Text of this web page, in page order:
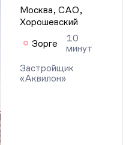
Москва, САО,
Хорошевский
Зорге
10
минут
Застройщик
«Аквилон»